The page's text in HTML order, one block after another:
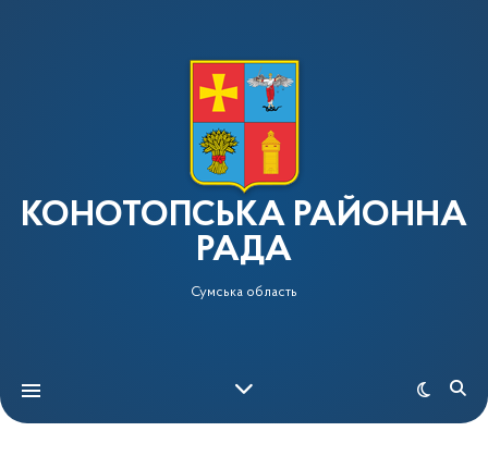
КОНОТОПСЬКА РАЙОННА
РАДА
Сумська область